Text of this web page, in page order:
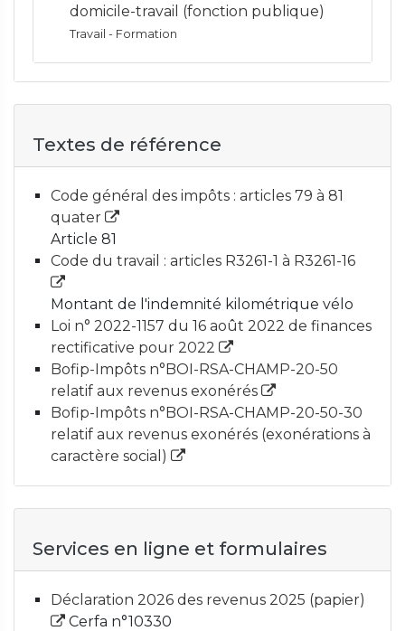
domicile-travail (fonction publique)
Travail - Formation
Textes de référence
Code général des impôts : articles 79 à 81
quater
Article 81
Code du travail : articles R3261-1 à R3261-16
Montant de l'indemnité kilométrique vélo
Loi n° 2022-1157 du 16 août 2022 de finances
rectificative pour 2022
Bofip-Impôts n°BOI-RSA-CHAMP-20-50
relatif aux revenus exonérés
Bofip-Impôts n°BOI-RSA-CHAMP-20-50-30
relatif aux revenus exonérés (exonérations à
caractère social)
Services en ligne et formulaires
Déclaration 2026 des revenus 2025 (papier)
Cerfa n°10330